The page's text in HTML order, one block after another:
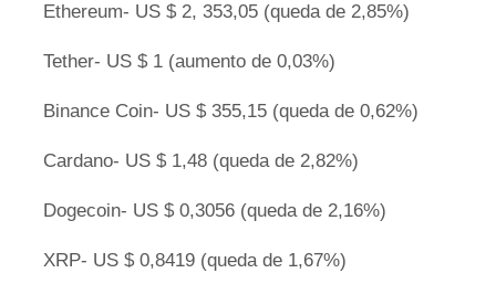
Ethereum- US $ 2, 353,05 (queda de 2,85%)
Tether- US $ 1 (aumento de 0,03%)
Binance Coin- US $ 355,15 (queda de 0,62%)
Cardano- US $ 1,48 (queda de 2,82%)
Dogecoin- US $ 0,3056 (queda de 2,16%)
XRP- US $ 0,8419 (queda de 1,67%)